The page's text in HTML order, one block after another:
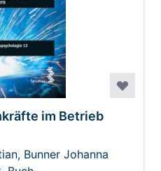
im Betrieb
Bunner Johanna